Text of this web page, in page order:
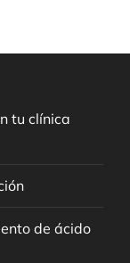
tu clínica
de ácido